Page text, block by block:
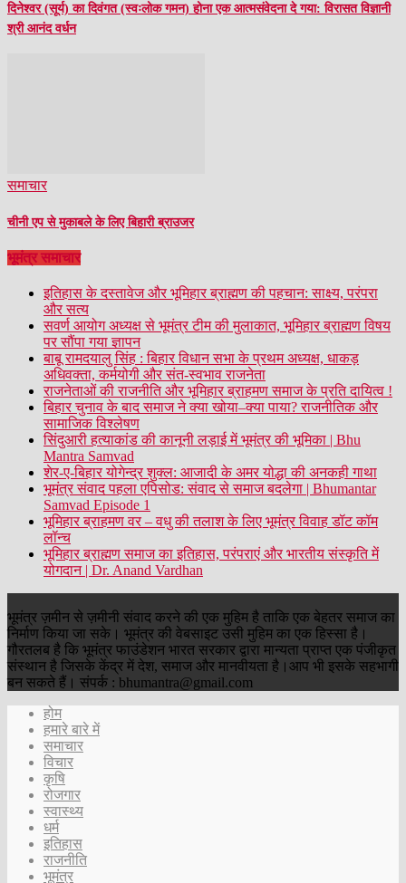
दिनेश्वर (सूर्य) का दिवंगत (स्वःलोक गमन) होना एक आत्मसंवेदना दे गया: विरासत विज्ञानी
श्री आनंद वर्धन
समाचार
चीनी एप से मुकाबले के लिए बिहारी ब्राउजर
भूमंत्र समाचार
इतिहास के दस्तावेज और भूमिहार ब्राह्मण की पहचान: साक्ष्य, परंपरा
और सत्य
सवर्ण आयोग अध्यक्ष से भूमंत्र टीम की मुलाकात, भूमिहार ब्राह्मण विषय
पर सौंपा गया ज्ञापन
बाबू रामदयालु सिंह : बिहार विधान सभा के प्रथम अध्यक्ष, धाकड़
अधिवक्ता, कर्मयोगी और संत-स्वभाव राजनेता
राजनेताओं की राजनीति और भूमिहार ब्राहमण समाज के प्रति दायित्व !
बिहार चुनाव के बाद समाज ने क्या खोया–क्या पाया? राजनीतिक और
सामाजिक विश्लेषण
सिंदुआरी हत्याकांड की कानूनी लड़ाई में भूमंत्र की भूमिका | Bhu
Mantra Samvad
शेर-ए-बिहार योगेन्द्र शुक्ल: आजादी के अमर योद्धा की अनकही गाथा
भूमंत्र संवाद पहला एपिसोड: संवाद से समाज बदलेगा | Bhumantar
Samvad Episode 1
भूमिहार ब्राहमण वर – वधु की तलाश के लिए भूमंत्र विवाह डॉट कॉम
लॉन्च
भूमिहार ब्राह्मण समाज का इतिहास, परंपराएं और भारतीय संस्कृति में
योगदान | Dr. Anand Vardhan
भूमंत्र ज़मीन से ज़मीनी संवाद करने की एक मुहिम है ताकि एक बेहतर समाज का
निर्माण किया जा सके। भूमंत्र की वेबसाइट उसी मुहिम का एक हिस्सा है।
गौरतलब है कि भूमंत्र फाउंडेशन भारत सरकार द्वारा मान्यता प्राप्त एक पंजीकृत
संस्थान है जिसके केंद्र में देश, समाज और मानवीयता है।आप भी इसके सहभागी
बन सकते हैं। संपर्क : bhumantra@gmail.com
होम
हमारे बारे में
समाचार
विचार
कृषि
रोजगार
स्वास्थ्य
धर्म
इतिहास
राजनीति
भूमंत्र